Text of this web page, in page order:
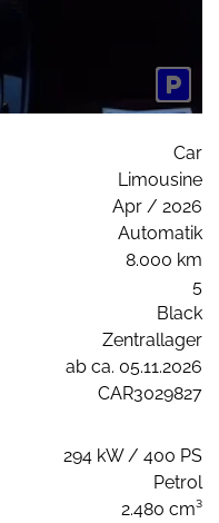
Car
Limousine
Apr / 2026
Automatik
8.000 km
5
Black
Zentrallager
ab ca. 05.11.2026
CAR3029827
294 kW / 400 PS
Petrol
2.480 cm³